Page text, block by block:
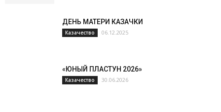
ДЕНЬ МАТЕРИ КАЗАЧКИ
Казачество 06.12.2025
«ЮНЫЙ ПЛАСТУН 2026»
Казачество 30.06.2026